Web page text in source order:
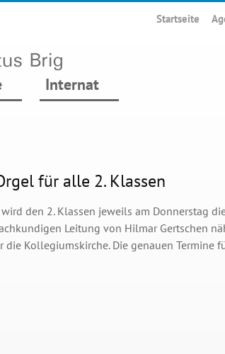
Startseite
Internat
für alle 2. Klassen
den 2. Klassen jeweils am Donnerstag
Leitung von Hilmar Gertschen
die Kollegiumskirche. Die genauen Termine